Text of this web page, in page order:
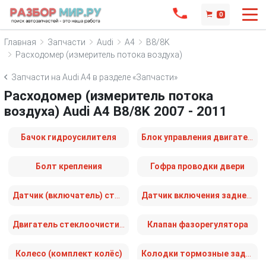
0
Главная Запчасти Audi A4
B8/8K
Расходомер (измеритель потока воздуха)
Запчасти на Audi A4 в разделе «Запчасти»
Расходомер (измеритель потока
воздуха) Audi A4 B8/8K 2007 - 2011
Бачок гидроусилителя
Болт крепления Гофра проводки двери
Клапан фазорегулятора
Колесо (комплект колёс)